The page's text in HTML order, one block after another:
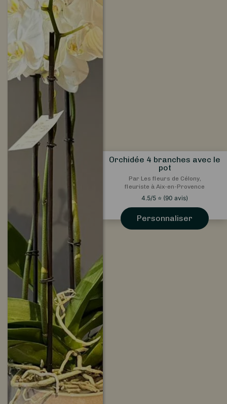
Orchidée 4 branches avec le
pot
Par Les fleurs de Célony,
fleuriste à Aix-en-Provence
4.5/5 ⭐ (90 avis)
Personnaliser